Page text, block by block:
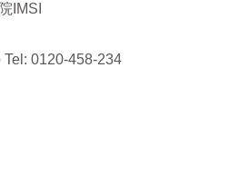
IMSI
0120-458-234